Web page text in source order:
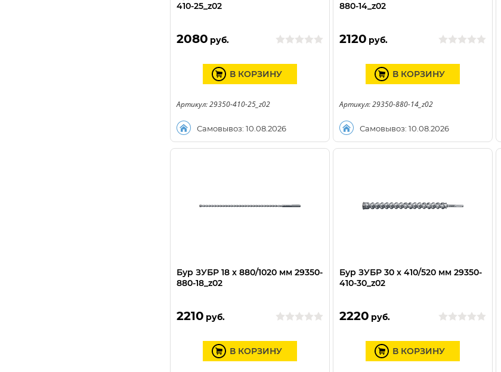
410-25_z02
2080 руб.
Самовывоз: 10.08.2026
В КОРЗИНУ
Артикул: 29350-410-25_z02
880-14_z02
2120 руб.
Самовывоз: 10.08.2026
В КОРЗИНУ
Артикул: 29350-880-14_z02
Бур ЗУБР 18 x 880/1020 мм 29350-
880-18_z02
2210 руб.
В КОРЗИНУ
Бур ЗУБР 30 x 410/520 мм 29350-
410-30_z02
2220 руб.
В КОРЗИНУ